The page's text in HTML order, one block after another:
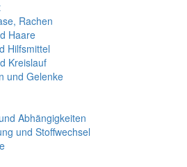
Rachen
Haare
Hilfsmittel
Kreislauf
und Gelenke
Abhängigkeiten
und Stoffwechsel